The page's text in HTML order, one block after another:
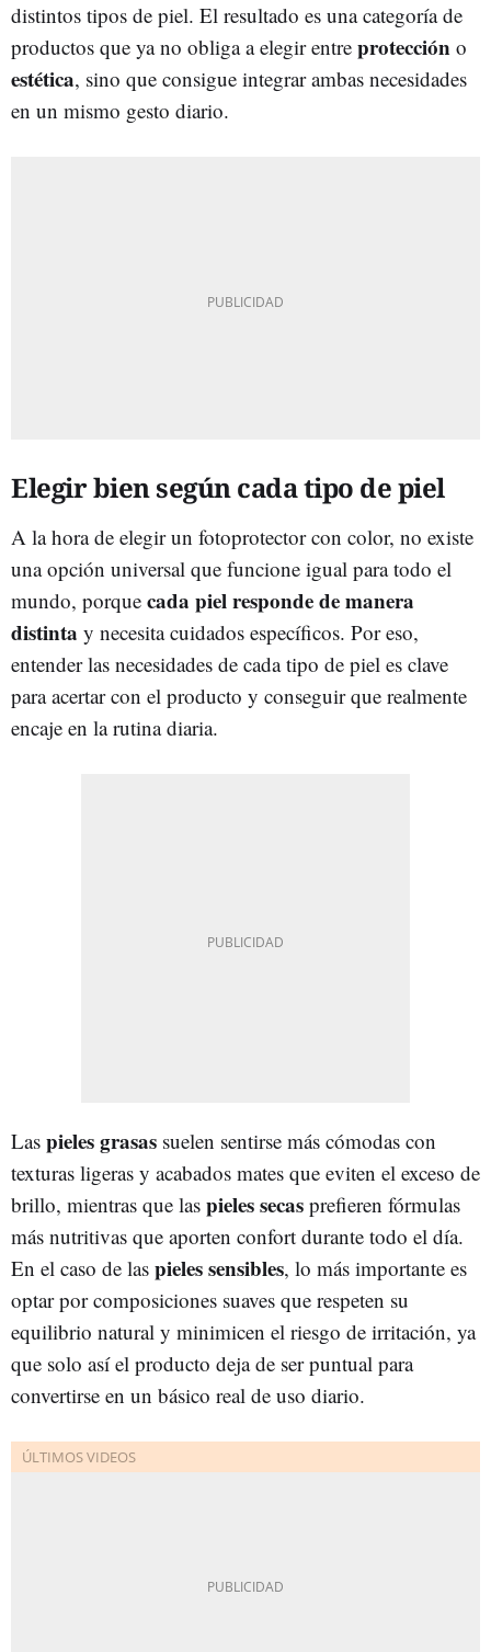
distintos tipos de piel. El resultado es una categoría de
productos que ya no obliga a elegir entre protección o
estética, sino que consigue integrar ambas necesidades
en un mismo gesto diario.
Elegir bien según cada tipo de piel
A la hora de elegir un fotoprotector con color, no existe
una opción universal que funcione igual para todo el
mundo, porque cada piel responde de manera
distinta y necesita cuidados específicos. Por eso,
entender las necesidades de cada tipo de piel es clave
para acertar con el producto y conseguir que realmente
encaje en la rutina diaria.
Las pieles grasas suelen sentirse más cómodas con
texturas ligeras y acabados mates que eviten el exceso de
brillo, mientras que las pieles secas prefieren fórmulas
más nutritivas que aporten confort durante todo el día.
En el caso de las pieles sensibles, lo más importante es
optar por composiciones suaves que respeten su
equilibrio natural y minimicen el riesgo de irritación, ya
que solo así el producto deja de ser puntual para
convertirse en un básico real de uso diario.